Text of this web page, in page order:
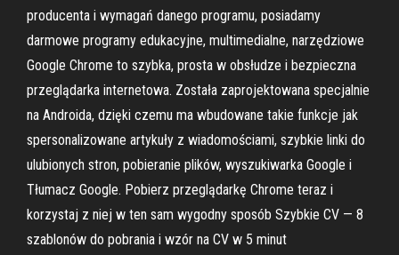
producenta i wymagań danego programu, posiadamy
darmowe programy edukacyjne, multimedialne, narzędziowe
Google Chrome to szybka, prosta w obsłudze i bezpieczna
przeglądarka internetowa. Została zaprojektowana specjalnie
na Androida, dzięki czemu ma wbudowane takie funkcje jak
spersonalizowane artykuły z wiadomościami, szybkie linki do
ulubionych stron, pobieranie plików, wyszukiwarka Google i
Tłumacz Google. Pobierz przeglądarkę Chrome teraz i
korzystaj z niej w ten sam wygodny sposób Szybkie CV — 8
szablonów do pobrania i wzór na CV w 5 minut